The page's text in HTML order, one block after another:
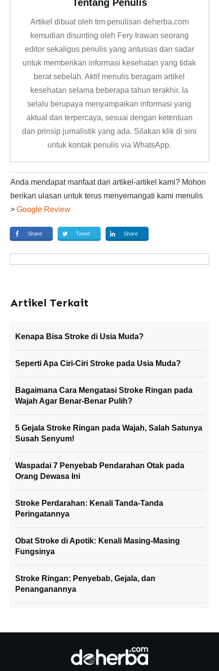
Tentang Penulis
Artikel dibuat oleh tim penulisan deherba.com
kemudian disunting oleh Fery Irawan seorang
editor sekaligus penulis yang antusias dan sadar
untuk memberikan informasi kesehatan yang tidak
berat sebelah. Aktif menulis beragam artikel
kesehatan selama beberapa tahun terakhir. Ia
selalu berupaya menyampaikan informasi yang
aktual dan terpercaya, sesuai dengan ketentuan
dan prinsip jurnalistik yang ada. Silakan klikdi sini
untuk kontak penulis via WhatsApp.
Anda mendapat manfaat dari artikel-artikel kami? Mohon
berikan ulasan untuk terus menyemangati kami menulis
> Google Review
Share Tweet Share
Artikel Terkait
Kenapa Bisa Stroke di Usia Muda?
Seperti Apa Ciri-Ciri Stroke pada Usia Muda?
Bagaimana Cara Mengatasi Stroke Ringan pada
Wajah Agar Benar-Benar Pulih?
5 Gejala Stroke Ringan pada Wajah, Salah Satunya
Susah Senyum!
Waspadai 7 Penyebab Pendarahan Otak pada
Orang Dewasa Ini
Stroke Perdarahan: Kenali Tanda-Tanda
Peringatannya
Obat Stroke di Apotik: Kenali Masing-Masing
Fungsinya
Stroke Ringan: Penyebab, Gejala, dan
Penanganannya